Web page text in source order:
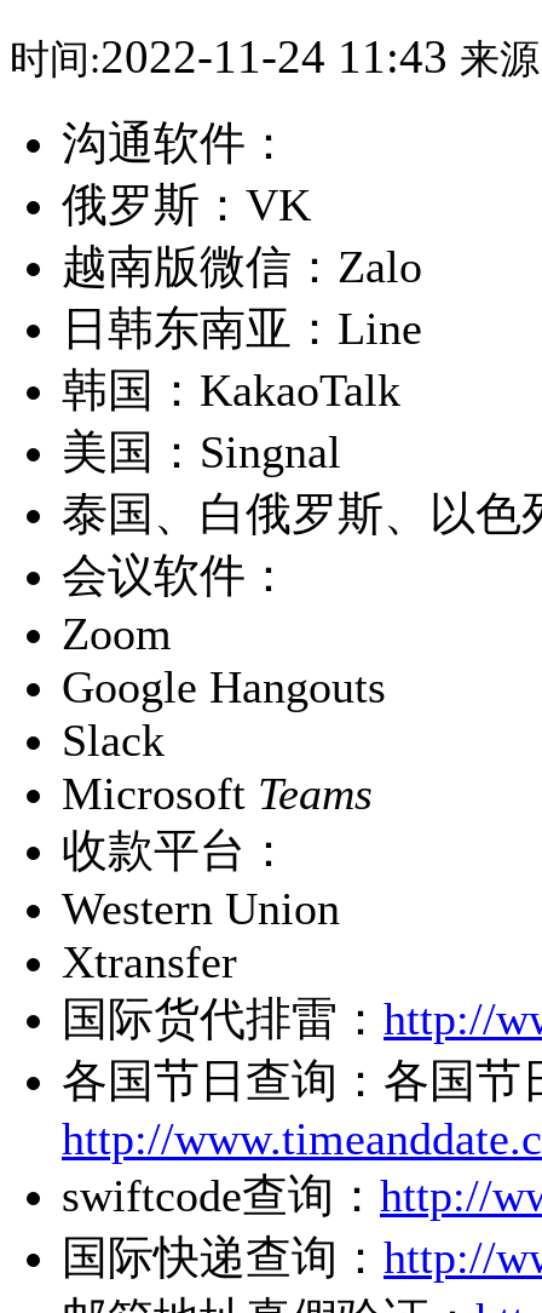
时间:2022-11-24 11:43 来
沟通软件：
俄罗斯：VK
越南版微信：Zalo
日韩东南亚：Line
韩国：KakaoTalk
美国：Singnal
泰国、白俄罗斯、以色
会议软件：
Zoom
Google Hangouts
Slack
Microsoft Teams
收款平台：
Western Union
Xtransfer
国际货代排雷： http://
各国节日查询：各国节
http://www.
swiftcode查询： http://
国际快递查询： http://